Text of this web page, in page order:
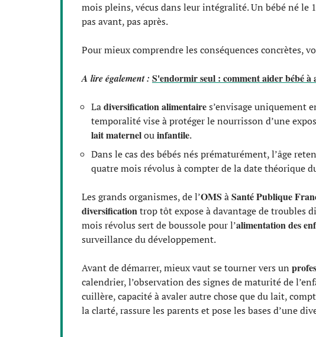
mois pleins, vécus dans leur intégralité. Un bébé né le
pas avant, pas après.
Pour mieux comprendre les conséquences concrètes,
A lire également : S'endormir seul : comment aider bébé
Ladiversification alimentaires’envisage uniquement
temporalité vise à protéger le nourrisson d’une
lait maternelouinfantile.
Dans le cas des bébés nés prématurément, l’âge
quatre mois révolus à compter de la date théorique
Les grands organismes, de l’OMS àSanté Publique
diversificationtrop tôt expose à davantage de troubles
mois révolus sert de boussole pour l’alimentation des
surveillance du développement.
Avant de démarrer, mieux vaut se tourner vers un
calendrier, l’observation des signes de maturité de
cuillère, capacité à avaler autre chose que du lait,
la clarté, rassure les parents et pose les bases d’une